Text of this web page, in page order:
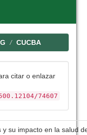
CUCBA
citar o enlazar
74607
y su impacto en la salud